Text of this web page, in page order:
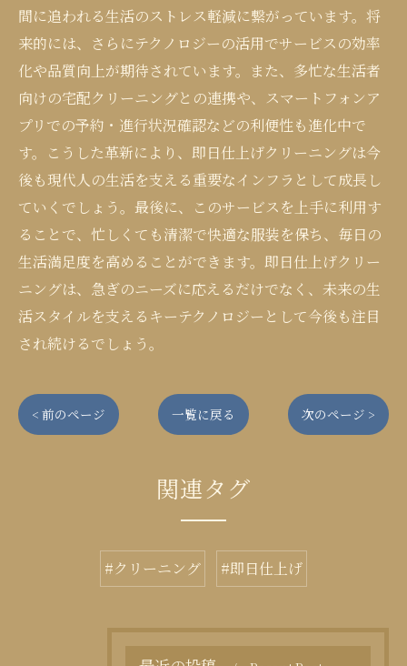
間に追われる生活のストレス軽減に繋がっています。将
来的には、さらにテクノロジーの活用でサービスの効率
化や品質向上が期待されています。また、多忙な生活者
向けの宅配クリーニングとの連携や、スマートフォンア
プリでの予約・進行状況確認などの利便性も進化中で
す。こうした革新により、即日仕上げクリーニングは今
後も現代人の生活を支える重要なインフラとして成長し
ていくでしょう。最後に、このサービスを上手に利用す
ることで、忙しくても清潔で快適な服装を保ち、毎日の
生活満足度を高めることができます。即日仕上げクリー
ニングは、急ぎのニーズに応えるだけでなく、未来の生
活スタイルを支えるキーテクノロジーとして今後も注目
され続けるでしょう。
< 前のページ 一覧に戻る 次のページ >
関連タグ
#クリーニング #即日仕上げ